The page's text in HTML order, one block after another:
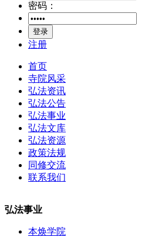
密码：
登录
注册
首页
寺院风采
弘法资讯
弘法公告
弘法事业
弘法文库
弘法资源
政策法规
同修交流
联系我们
弘法事业
本焕学院